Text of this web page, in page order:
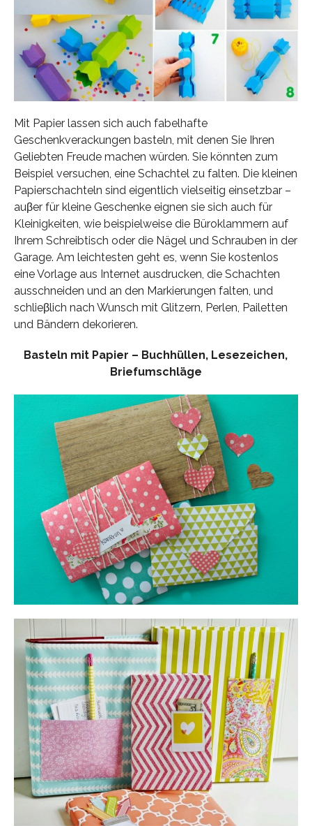
Mit Papier lassen sich auch fabelhafte
Geschenkverackungen basteln, mit denen Sie Ihren
Geliebten Freude machen würden. Sie könnten zum
Beispiel versuchen, eine Schachtel zu falten. Die kleinen
Papierschachteln sind eigentlich vielseitig einsetzbar –
auβer für kleine Geschenke eignen sie sich auch für
Kleinigkeiten, wie beispielweise die Büroklammern auf
Ihrem Schreibtisch oder die Nägel und Schrauben in der
Garage. Am leichtesten geht es, wenn Sie kostenlos
eine Vorlage aus Internet ausdrucken, die Schachten
ausschneiden und an den Markierungen falten, und
schlieβlich nach Wunsch mit Glitzern, Perlen, Pailetten
und Bändern dekorieren.
Basteln mit Papier – Buchhüllen, Lesezeichen,
Briefumschläge